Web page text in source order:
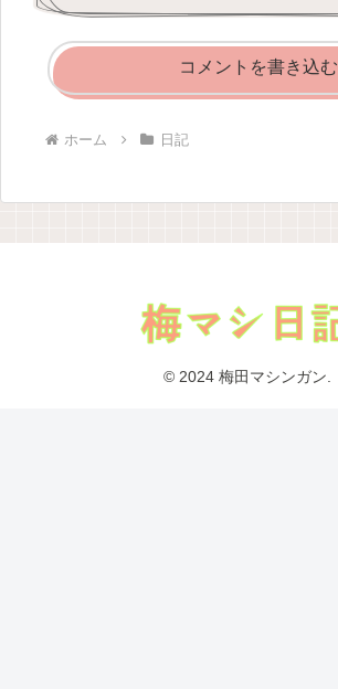
コメントを書き込む
ホーム 日記
© 2024 梅田マシンガン.